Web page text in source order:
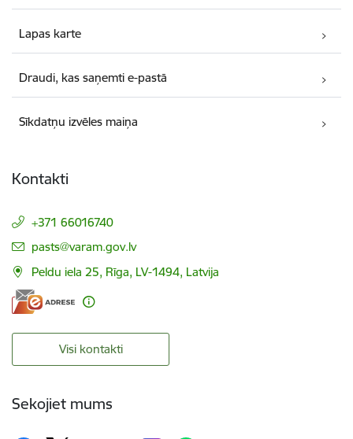
Lapas karte
Draudi, kas saņemti e-pastā
Sīkdatņu izvēles maiņa
Kontakti
+371 66016740
E-pasts:
pasts@varam.gov.lv
Peldu iela 25, Rīga, LV-1494, Latvija
Visi kontakti
Sekojiet mums